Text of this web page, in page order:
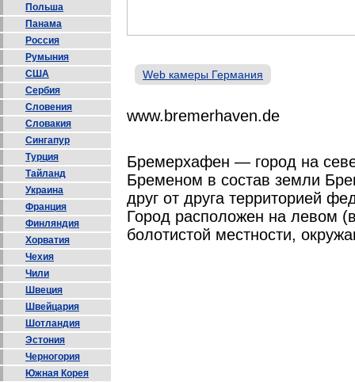
Польша
Панама
Россия
Румыния
США
Сербия
Словения
Словакия
Сингапур
Турция
Тайланд
Украина
Франция
Финляндия
Хорватия
Чехия
Чили
Швеция
Швейцария
Шотландия
Эстония
Черногория
Южная Корея
Web камеры Германия
www.bremerhaven.de
Бремерхафен — город на
Бременом в состав земли
друг от друга территорией
Город расположен на левом
болотистой местности,